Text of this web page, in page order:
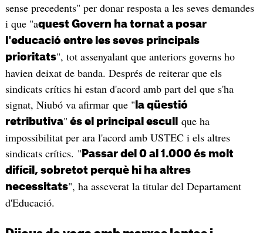
sense precedents" per donar resposta a les seves demandes
i que "aquest Govern ha tornat a posar
l'educació entre les seves principals
prioritats", tot assenyalant que anteriors governs ho
havien deixat de banda. Després de reiterar que els
sindicats crítics hi estan d'acord amb part del que s'ha
signat, Niubó va afirmar que " la qüestió
retributiva" és el principal escull que ha
impossibilitat per ara l'acord amb USTEC i els altres
sindicats crítics. " Passar del 0 al 1.000 és molt
difícil, sobretot perquè hi ha altres
necessitats", ha asseverat la titular del Departament
d'Educació.